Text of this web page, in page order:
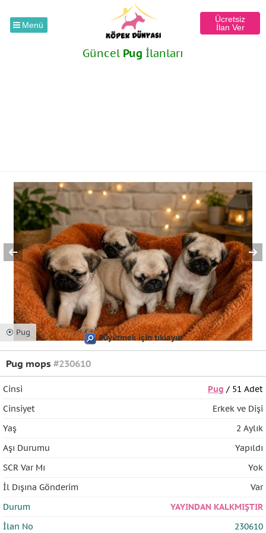
Menü
Ücretsiz
İlan Ver
Güncel Pug İlanları
⦿ Pug
Büyütmek için tıklayın
Pug mops #230610
Cinsi Pug / 51 Adet
Cinsiyet
Erkek ve Dişi
Yaş
2 Aylık
Aşı Durumu
Yapıldı
SCR Var Mı
Yok
İl Dışına Gönderim
Var
Durum
YAYINDAN KALKMIŞTIR
İlan No
230610